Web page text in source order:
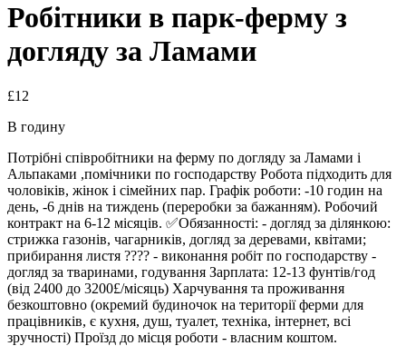
Робітники в парк-ферму з
догляду за Ламами
£12
В годину
Потрібні співробітники на ферму по догляду за Ламами і
Альпаками ,помічники по господарству Робота підходить для
чоловіків, жінок і сімейних пар. Графік роботи: -10 годин на
день, -6 днів на тиждень (переробки за бажанням). Робочий
контракт на 6-12 місяців. ✅Обязанності: - догляд за ділянкою:
стрижка газонів, чагарників, догляд за деревами, квітами;
прибирання листя ???? - виконання робіт по господарству -
догляд за тваринами, годування Зарплата: 12-13 фунтів/год
(від 2400 до 3200£/місяць) Харчування та проживання
безкоштовно (окремий будиночок на території ферми для
працівників, є кухня, душ, туалет, техніка, інтернет, всі
зручності) Проїзд до місця роботи - власним коштом.